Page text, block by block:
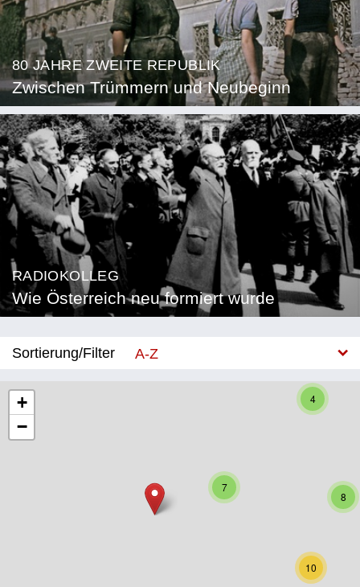
80 JAHRE ZWEITE REPUBLIK
Zwischen Trümmern und Neubeginn
RADIOKOLLEG
Wie Österreich neu formiert wurde
Sortierung/Filter
A-Z
Kärnten
10
7
4
8
+
−